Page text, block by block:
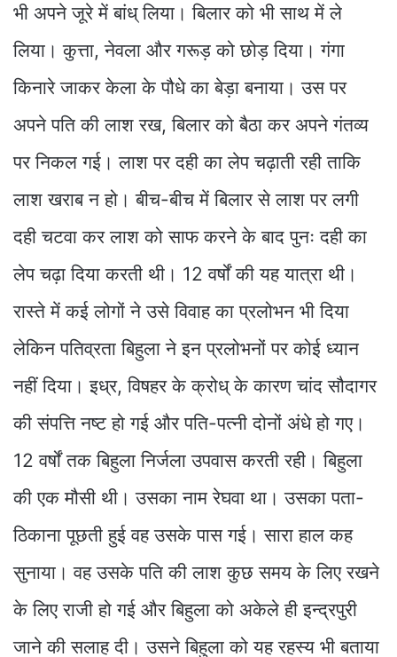
भी अपने जूरे में बांध् लिया। बिलार को भी साथ में ले
लिया। कुत्ता, नेवला और गरूड़ को छोड़ दिया। गंगा
किनारे जाकर केला के पौधे का बेड़ा बनाया। उस पर
अपने पति की लाश रख, बिलार को बैठा कर अपने गंतव्य
पर निकल गई। लाश पर दही का लेप चढ़ाती रही ताकि
लाश खराब न हो। बीच-बीच में बिलार से लाश पर लगी
दही चटवा कर लाश को साफ करने के बाद पुनः दही का
लेप चढ़ा दिया करती थी। 12 वर्षों की यह यात्रा थी।
रास्ते में कई लोगों ने उसे विवाह का प्रलोभन भी दिया
लेकिन पतिव्रता बिहुला ने इन प्रलोभनों पर कोई ध्यान
नहीं दिया। इध्र, विषहर के क्रोध् के कारण चांद सौदागर
की संपत्ति नष्ट हो गई और पति-पत्नी दोनों अंधे हो गए।
12 वर्षों तक बिहुला निर्जला उपवास करती रही। बिहुला
की एक मौसी थी। उसका नाम रेघवा था। उसका पता-
ठिकाना पूछती हुई वह उसके पास गई। सारा हाल कह
सुनाया। वह उसके पति की लाश कुछ समय के लिए रखने
के लिए राजी हो गई और बिहुला को अकेले ही इन्द्रपुरी
जाने की सलाह दी। उसने बिहुला को यह रहस्य भी बताया